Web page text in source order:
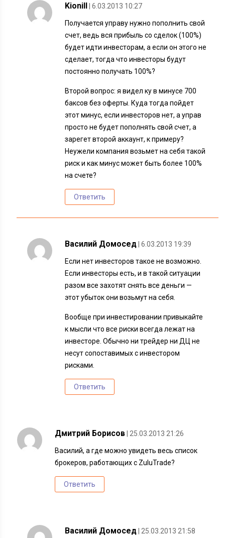
Kionill | 6.03.2013 10:27
Получается управу нужно пополнить свой
счет, ведь вся прибыль со сделок (100%)
будет идти инвесторам, а если он этого не
сделает, тогда что инвесторы будут
постоянно получать 100%?
Второй вопрос: я видел ку в минусе 700
баксов без оферты. Куда тогда пойдет
этот минус, если инвесторов нет, а управ
просто не будет пополнять свой счет, а
зарегет второй аккаунт, к примеру?
Неужели компания возьмет на себя такой
риск и как минус может быть более 100%
на счете?
Ответить
Василий Домосед | 6.03.2013 19:39
Если нет инвесторов такое не возможно.
Если инвесторы есть, и в такой ситуации
разом все захотят снять все деньги —
этот убыток они возьмут на себя.
Вообще при инвестировании привыкайте
к мысли что все риски всегда лежат на
инвесторе. Обычно ни трейдер ни ДЦ не
несут сопоставимых с инвестором
рисками.
Ответить
Дмитрий Борисов | 25.03.2013 21:26
Василий, а где можно увидеть весь список
брокеров, работающих с ZuluTrade?
Ответить
Василий Домосед | 25.03.2013 21:58